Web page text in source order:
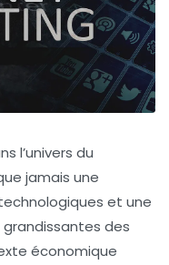
l’univers du
jamais une
et une
des
économique